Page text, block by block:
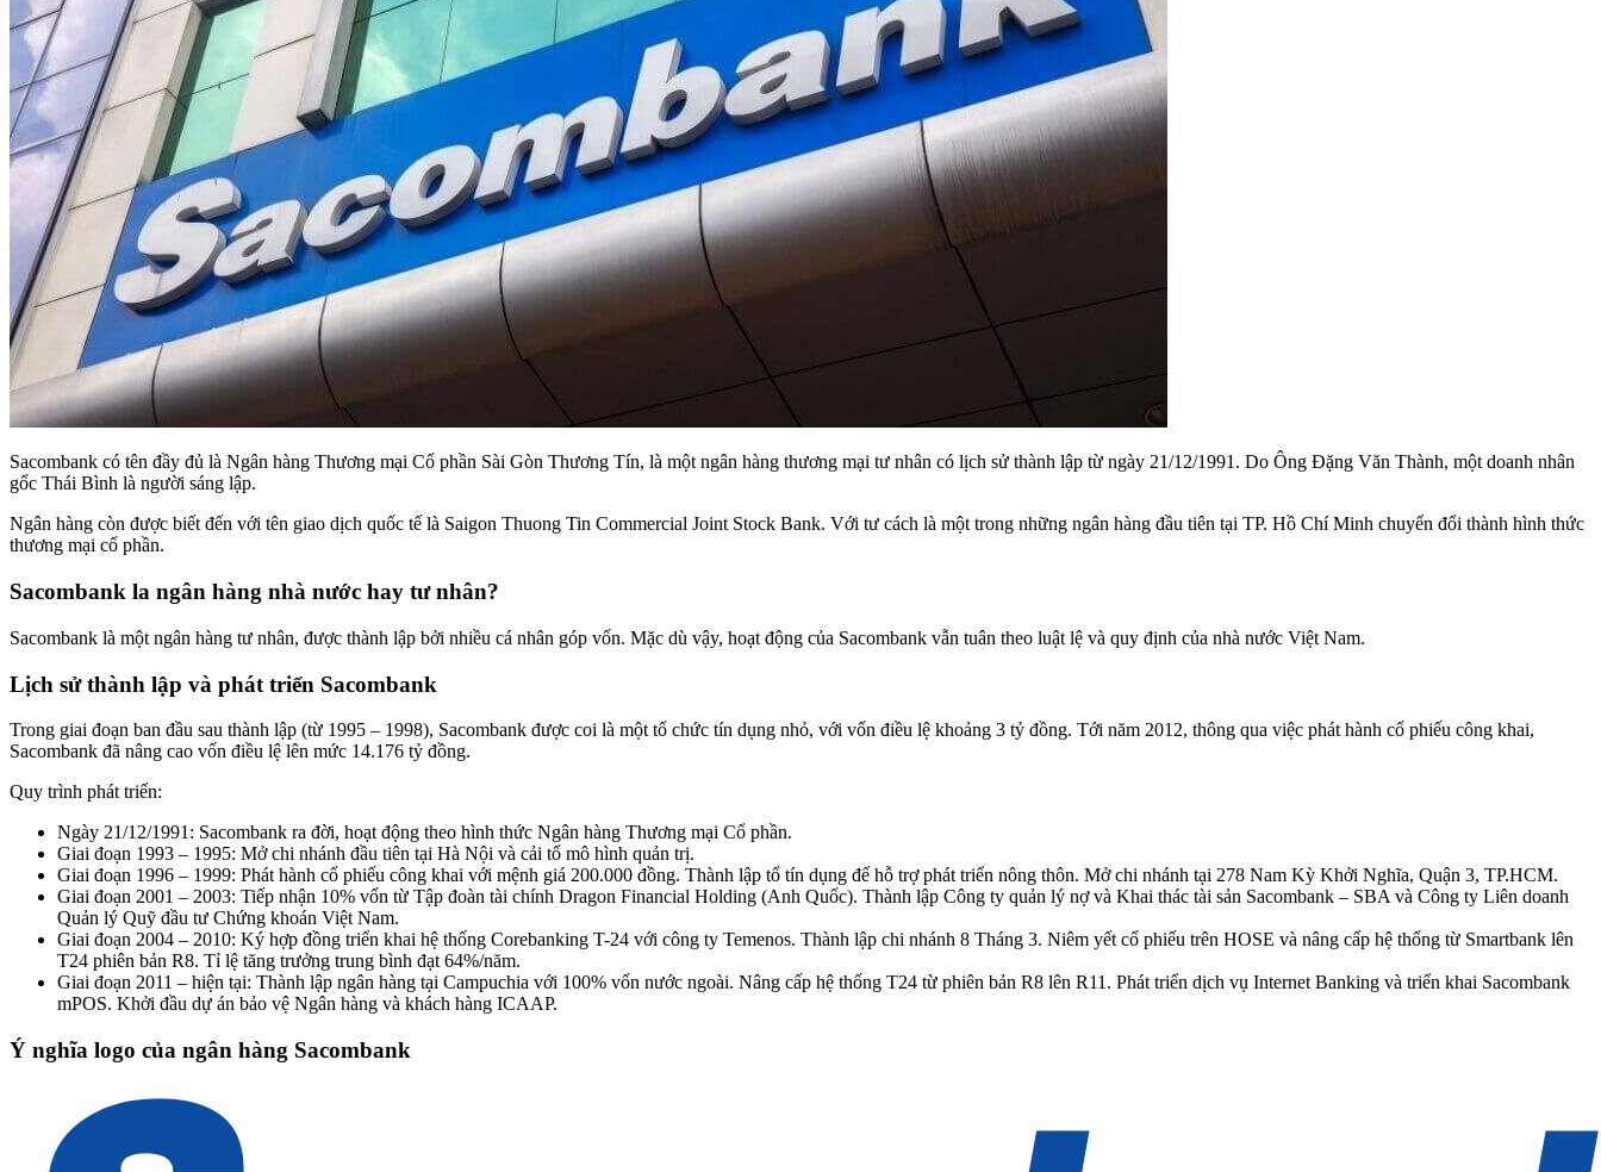
Sacombank có tên đầy đủ là Ngân hàng Thương mại Cổ phần Sài Gòn Thương Tín, là một ngân hàng thương mại tư nhân có lịch sử thành lập từ ngày 21/12/1991. Do Ông Đặng Văn Thành, một doanh nhân
gốc Thái Bình là người sáng lập.
Ngân hàng còn được biết đến với tên giao dịch quốc tế là Saigon Thuong Tin Commercial Joint Stock Bank. Với tư cách là một trong những ngân hàng đầu tiên tại TP. Hồ Chí Minh chuyển đổi thành hình thức
thương mại cổ phần.
Sacombank la ngân hàng nhà nước hay tư nhân?
Sacombank là một ngân hàng tư nhân, được thành lập bởi nhiều cá nhân góp vốn. Mặc dù vậy, hoạt động của Sacombank vẫn tuân theo luật lệ và quy định của nhà nước Việt Nam.
Lịch sử thành lập và phát triển Sacombank
Trong giai đoạn ban đầu sau thành lập (từ 1995 – 1998), Sacombank được coi là một tổ chức tín dụng nhỏ, với vốn điều lệ khoảng 3 tỷ đồng. Tới năm 2012, thông qua việc phát hành cổ phiếu công khai,
Sacombank đã nâng cao vốn điều lệ lên mức 14.176 tỷ đồng.
Quy trình phát triển:
Ngày 21/12/1991: Sacombank ra đời, hoạt động theo hình thức Ngân hàng Thương mại Cổ phần.
Giai đoạn 1993 – 1995: Mở chi nhánh đầu tiên tại Hà Nội và cải tổ mô hình quản trị.
Giai đoạn 1996 – 1999: Phát hành cổ phiếu công khai với mệnh giá 200.000 đồng. Thành lập tổ tín dụng để hỗ trợ phát triển nông thôn. Mở chi nhánh tại 278 Nam Kỳ Khởi Nghĩa, Quận 3, TP.HCM.
Giai đoạn 2001 – 2003: Tiếp nhận 10% vốn từ Tập đoàn tài chính Dragon Financial Holding (Anh Quốc). Thành lập Công ty quản lý nợ và Khai thác tài sản Sacombank – SBA và Công ty Liên doanh
Quản lý Quỹ đầu tư Chứng khoán Việt Nam.
Giai đoạn 2004 – 2010: Ký hợp đồng triển khai hệ thống Corebanking T-24 với công ty Temenos. Thành lập chi nhánh 8 Tháng 3. Niêm yết cổ phiếu trên HOSE và nâng cấp hệ thống từ Smartbank lên
T24 phiên bản R8. Tỉ lệ tăng trưởng trung bình đạt 64%/năm.
Giai đoạn 2011 – hiện tại: Thành lập ngân hàng tại Campuchia với 100% vốn nước ngoài. Nâng cấp hệ thống T24 từ phiên bản R8 lên R11. Phát triển dịch vụ Internet Banking và triển khai Sacombank
mPOS. Khởi đầu dự án bảo vệ Ngân hàng và khách hàng ICAAP.
Ý nghĩa logo của ngân hàng Sacombank